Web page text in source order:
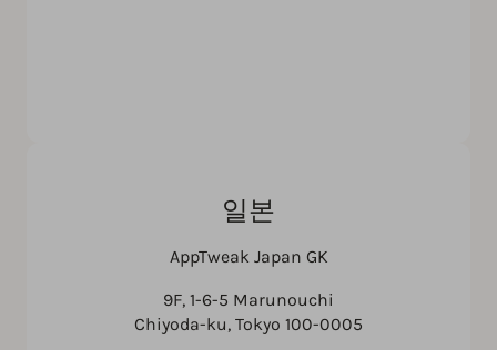
일본
AppTweak Japan GK
9F, 1-6-5 Marunouchi
Chiyoda-ku, Tokyo 100-0005